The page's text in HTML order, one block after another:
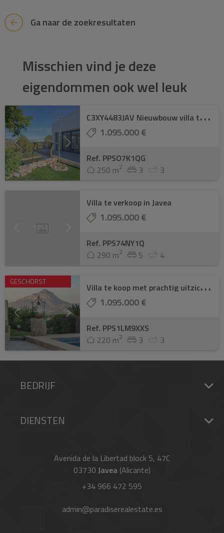
Ga naar de zoekresultaten
Misschien vind je deze
eigendommen ook wel leuk
C
3XY4483JAV Nieuwbouw villa te koop in Puerta ...
1.095.000 €
Ref. PPSO7K1QG
250 m2 3 3
Villa te verkoop in Javea
1.095.000 €
Ref. PPS74NY1Q
290 m2 5 4
GESCHORST V
illa te koop met prachtig uitzicht op zee
1.095.000 €
Ref. PPS1LM9XXS
220 m2 3 3
BEDRIJF
DIENSTEN
Avenida de la Libertad block 5, 47C
03730 Javea (Alicante)
+34 966 472 595
admin@paradiserealestate.es